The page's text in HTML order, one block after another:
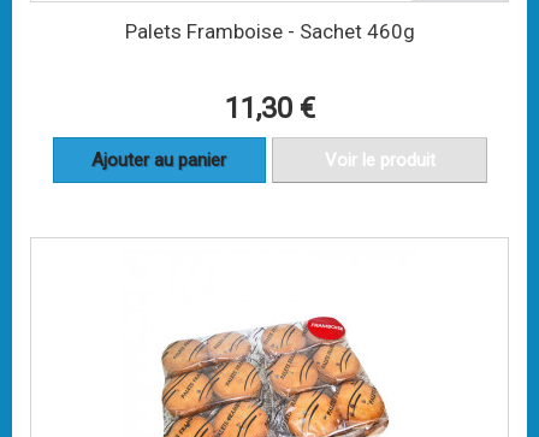
Palets Framboise - Sachet 460g
11,30 €
Ajouter au panier Voir le produit